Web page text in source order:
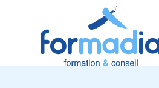
Panneau de gestion des cookies